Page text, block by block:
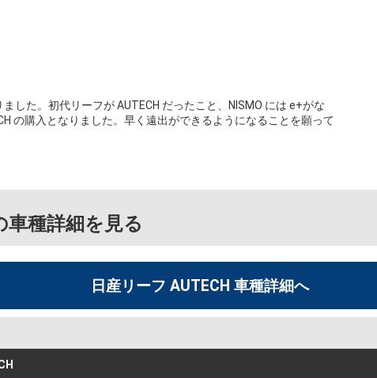
した。初代リーフが AUTECH だったこと、NISMO には e+がな
の購入となりました。早く遠出ができるようになることを願って
車種詳細を見る
日産リーフ AUTECH 車種詳細へ